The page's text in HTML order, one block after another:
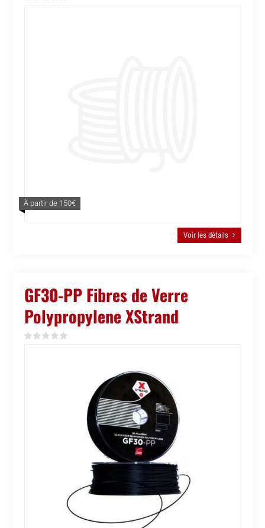
À partir de 150€
Voir les détails
GF30-PP Fibres de Verre
Polypropylene XStrand